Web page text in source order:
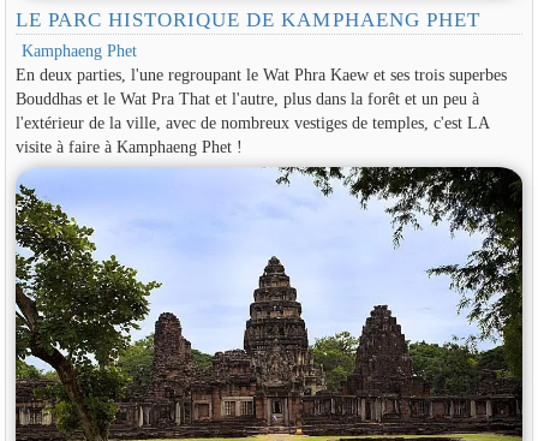
LE PARC HISTORIQUE DE KAMPHAENG PHET
Kamphaeng Phet
En deux parties, l'une regroupant le Wat Phra Kaew et ses trois superbes
Bouddhas et le Wat Pra That et l'autre, plus dans la forêt et un peu à
l'extérieur de la ville, avec de nombreux vestiges de temples, c'est LA
visite à faire à Kamphaeng Phet !